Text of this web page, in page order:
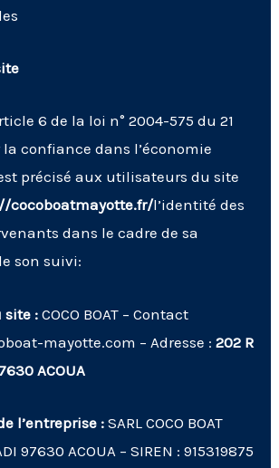
6 de la loi n° 2004-575 du 21
la confiance dans l’économie
précisé aux utilisateurs du site
cocoboatmayotte.fr/l’identité des
dans le cadre de sa
son suivi:
site :COCO BOAT – Contact
mayotte.com – Adresse :202 R
ACOUA
l’entreprise : SARL COCO BOAT
97630 ACOUA – SIREN : 915319875